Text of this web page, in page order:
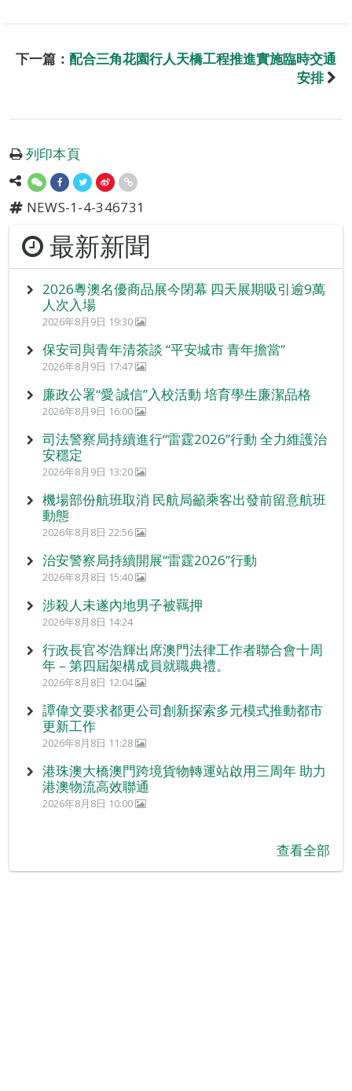
下一篇： 配合三角花園行人天橋工程推進實施臨時交通
安排
列印本頁
NEWS-1-4-346731
最新新聞
2026粵澳名優商品展今閉幕 四天展期吸引逾9萬
人次入場
2026年8月9日 19:30
保安司與青年清茶談 “平安城市 青年擔當”
2026年8月9日 17:47
廉政公署“愛‧誠信”入校活動 培育學生廉潔品格
2026年8月9日 16:00
司法警察局持續進行“雷霆2026”行動 全力維護治
安穩定
2026年8月9日 13:20
機場部份航班取消 民航局籲乘客出發前留意航班
動態
2026年8月8日 22:56
治安警察局持續開展“雷霆2026”行動
2026年8月8日 15:40
涉殺人未遂內地男子被羈押
2026年8月8日 14:24
行政長官岑浩輝出席澳門法律工作者聯合會十周
年 – 第四屆架構成員就職典禮。
2026年8月8日 12:04
譚偉文要求都更公司創新探索多元模式推動都市
更新工作
2026年8月8日 11:28
港珠澳大橋澳門跨境貨物轉運站啟用三周年 助力
港澳物流高效聯通
2026年8月8日 10:00
查看全部